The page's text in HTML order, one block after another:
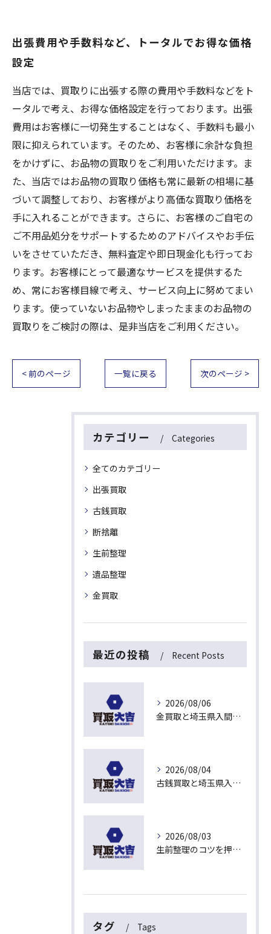
出張費用や手数料など、トータルでお得な価格
設定
当店では、買取りに出張する際の費用や手数料などをト
ータルで考え、お得な価格設定を行っております。出張
費用はお客様に一切発生することはなく、手数料も最小
限に抑えられています。そのため、お客様に余計な負担
をかけずに、お品物の買取りをご利用いただけます。ま
た、当店ではお品物の買取り価格も常に最新の相場に基
づいて調整しており、お客様がより高価な買取り価格を
手に入れることができます。さらに、お客様のご自宅の
ご不用品処分をサポートするためのアドバイスやお手伝
いをさせていただき、無料査定や即日現金化も行ってお
ります。お客様にとって最適なサービスを提供するた
め、常にお客様目線で考え、サービス向上に努めてまい
ります。使っていないお品物やしまったままのお品物の
買取りをご検討の際は、是非当店をご利用ください。
< 前のページ 一覧に戻る 次のページ >
カテゴリー Categories
全てのカテゴリー
出張買取
古銭買取
断捨離
生前整理
遺品整理
金買取
最近の投稿 Recent Posts
2026/08/06
金買取と埼玉県入間市下藤沢で無料査定を活用した今売るべきか判断する最新ガイド
2026/08/04
古銭買取と埼玉県入間市東藤沢でおすすめの査定比較と相場チェックポイント
2026/08/03
生前整理のコツを押さえて埼玉県入間市上藤沢で安心して進める方法
タグ Tags